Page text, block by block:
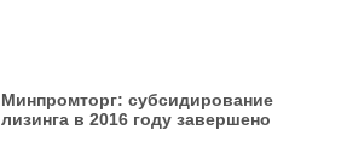
Минпромторг: субсидирование
лизинга в 2016 году завершено